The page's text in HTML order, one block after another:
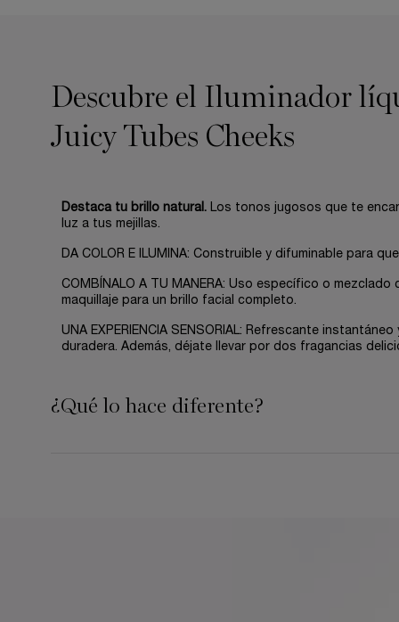
Descubre el Iluminador
Juicy Tubes Cheeks
Destaca tu brillo natural. Los tonos jugosos que te
luz a tus mejillas.
DA COLOR E ILUMINA: Construible y difuminable para
COMBÍNALO A TU MANERA: Uso específico o
maquillaje para un brillo facial completo.
UNA EXPERIENCIA SENSORIAL: Refrescante
duradera. Además, déjate llevar por dos fragancias
¿Qué lo hace diferente?